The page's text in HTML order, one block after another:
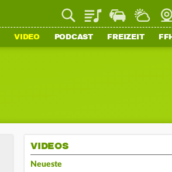
PlaylistStaupilotWetter
VIDEO PODCAST FREIZEIT
VIDEOS
Neueste